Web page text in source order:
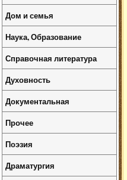
Дом и семья
Наука, Образование
Справочная литература
Духовность
Документальная
Прочее
Поэзия
Драматургия